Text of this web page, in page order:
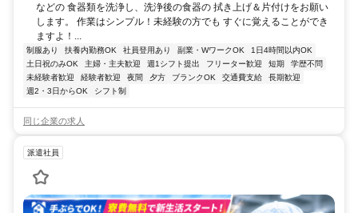
などの 食器類を洗浄し、洗浄後の食器の 拭き上げ＆片付けをお願い
します。 作業はシンプル！未経験の方でも すぐに覚えることができ
ますよ！...
制服あり 扶養内勤務OK 社員登用あり 副業・WワークOK
1日4時間以内OK
土日祝のみOK
主婦・主夫歓迎 週1シフト提出 フリーター歓迎 短期
学歴不問
未経験者歓迎
経験者歓迎 夜間 夕方 ブランクOK 交通費支給
長期歓迎
週2・3日からOK
シフト制
同じ企業の求人
派遣社員